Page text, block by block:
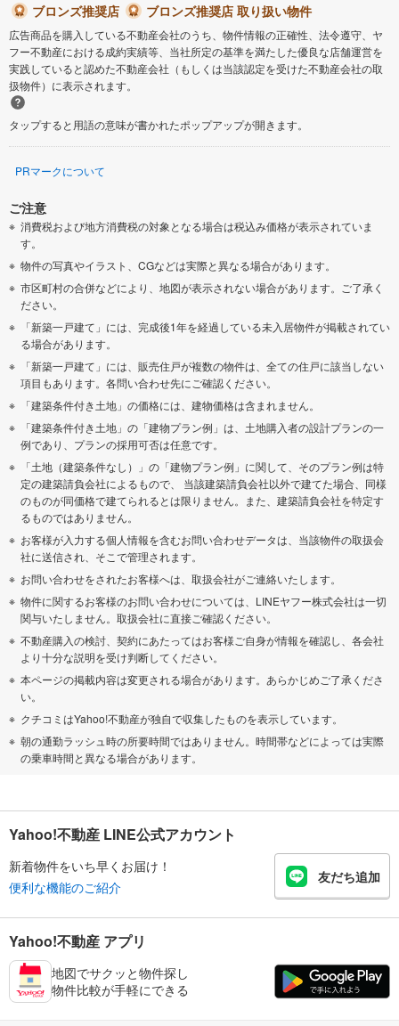
ブロンズ推奨店
ブロンズ推奨店 取り扱い物件
広告商品を購入している不動産会社のうち、物件情報の正確性、法令遵守、ヤ
フー不動産における成約実績等、当社所定の基準を満たした優良な店舗運営を
実践していると認めた不動産会社（もしくは当該認定を受けた不動産会社の取
扱物件）に表示されます。
タップすると用語の意味が書かれたポップアップが開きます。
PRマークについて
ご注意
消費税および地方消費税の対象となる場合は税込み価格が表示されていま
す。
物件の写真やイラスト、CGなどは実際と異なる場合があります。
市区町村の合併などにより、地図が表示されない場合があります。ご了承く
ださい。
「新築一戸建て」には、完成後1年を経過している未入居物件が掲載されてい
る場合があります。
「新築一戸建て」には、販売住戸が複数の物件は、全ての住戸に該当しない
項目もあります。各問い合わせ先にご確認ください。
「建築条件付き土地」の価格には、建物価格は含まれません。
「建築条件付き土地」の「建物プラン例」は、土地購入者の設計プランの一
例であり、プランの採用可否は任意です。
「土地（建築条件なし）」の「建物プラン例」に関して、そのプラン例は特
定の建築請負会社によるもので、 当該建築請負会社以外で建てた場合、同様
のものが同価格で建てられるとは限りません。また、建築請負会社を特定す
るものではありません。
お客様が入力する個人情報を含むお問い合わせデータは、当該物件の取扱会
社に送信され、そこで管理されます。
お問い合わせをされたお客様へは、取扱会社がご連絡いたします。
物件に関するお客様のお問い合わせについては、LINEヤフー株式会社は一切
関与いたしません。取扱会社に直接ご確認ください。
不動産購入の検討、契約にあたってはお客様ご自身が情報を確認し、各会社
より十分な説明を受け判断してください。
本ページの掲載内容は変更される場合があります。あらかじめご了承くださ
い。
クチコミはYahoo!不動産が独自で収集したものを表示しています。
朝の通勤ラッシュ時の所要時間ではありません。時間帯などによっては実際
の乗車時間と異なる場合があります。
Yahoo!不動産 LINE公式アカウント
新着物件をいち早くお届け！
便利な機能のご紹介
友だち追加
Yahoo!不動産 アプリ
地図でサクッと物件探し
物件比較が手軽にできる